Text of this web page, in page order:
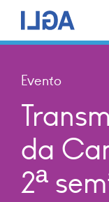
Evento
da
2ª